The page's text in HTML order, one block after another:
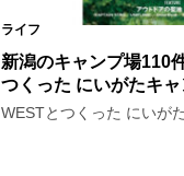
ライフ
新潟のキャンプ場110
つくった にいがたキ
WESTとつくった にいが